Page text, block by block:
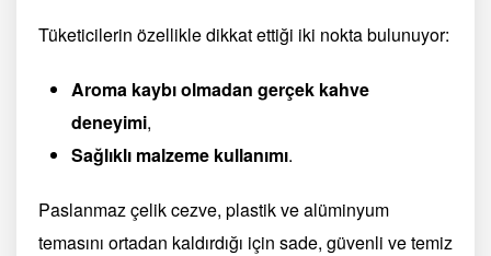
Tüketicilerin özellikle dikkat ettiği iki nokta bulunuyor:
Aroma kaybı olmadan gerçek kahve
deneyimi,
Sağlıklı malzeme kullanımı.
Paslanmaz çelik cezve, plastik ve alüminyum
temasını ortadan kaldırdığı için sade, güvenli ve temiz